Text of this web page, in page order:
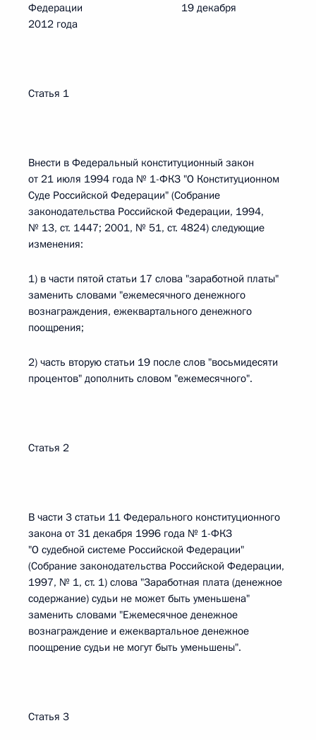
Федерации 19 декабря
2012 года
Статья 1
Внести в Федеральный конституционный закон
от 21 июля 1994 года № 1-ФКЗ "О Конституционном
Суде Российской Федерации" (Собрание
законодательства Российской Федерации, 1994,
№ 13, ст. 1447; 2001, № 51, ст. 4824) следующие
изменения:
1) в части пятой статьи 17 слова "заработной платы"
заменить словами "ежемесячного денежного
вознаграждения, ежеквартального денежного
поощрения;
2) часть вторую статьи 19 после слов "восьмидесяти
процентов" дополнить словом "ежемесячного".
Статья 2
В части 3 статьи 11 Федерального конституционного
закона от 31 декабря 1996 года № 1-ФКЗ
"О судебной системе Российской Федерации"
(Собрание законодательства Российской Федерации,
1997, № 1, ст. 1) слова "Заработная плата (денежное
содержание) судьи не может быть уменьшена"
заменить словами "Ежемесячное денежное
вознаграждение и ежеквартальное денежное
поощрение судьи не могут быть уменьшены".
Статья 3